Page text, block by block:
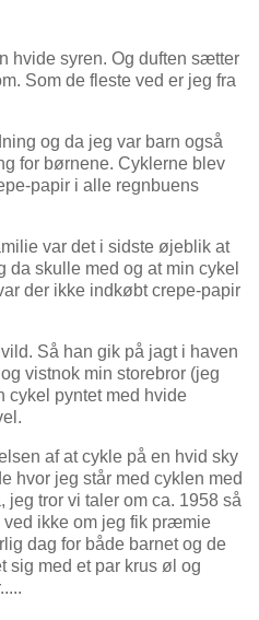
hvide syren. Og duften sætter
Som de fleste ved er jeg fra
og da jeg var barn også
for børnene. Cyklerne blev
papir i alle regnbuens
var det i sidste øjeblik at
da skulle med og at min cykel
der ikke indkøbt crepe-papir
Så han gik på jagt i haven
vistnok min storebror (jeg
cykel pyntet med hvide
af at cykle på en hvid sky
hvor jeg står med cyklen med
jeg tror vi taler om ca. 1958 så
ved ikke om jeg fik præmie
dag for både barnet og de
sig med et par krus øl og